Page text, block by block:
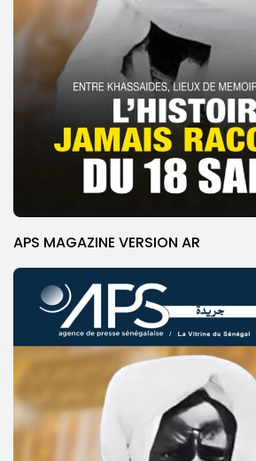
APS MAGAZINE VERSION AR